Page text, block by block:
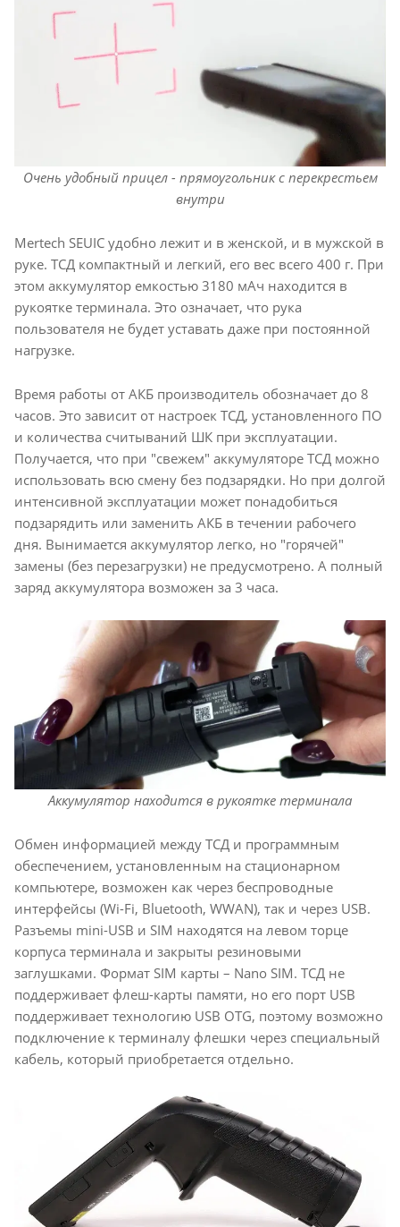
Очень удобный прицел - прямоугольник с перекрестьем
внутри
Mertech SEUIC удобно лежит и в женской, и в мужской в
руке. ТСД компактный и легкий, его вес всего 400 г. При
этом аккумулятор емкостью 3180 мАч находится в
рукоятке терминала. Это означает, что рука
пользователя не будет уставать даже при постоянной
нагрузке.
Время работы от АКБ производитель обозначает до 8
часов. Это зависит от настроек ТСД, установленного ПО
и количества считываний ШК при эксплуатации.
Получается, что при "свежем" аккумуляторе ТСД можно
использовать всю смену без подзарядки. Но при долгой
интенсивной эксплуатации может понадобиться
подзарядить или заменить АКБ в течении рабочего
дня. Вынимается аккумулятор легко, но "горячей"
замены (без перезагрузки) не предусмотрено. А полный
заряд аккумулятора возможен за 3 часа.
Аккумулятор находится в рукоятке терминала
Обмен информацией между ТСД и программным
обеспечением, установленным на стационарном
компьютере, возможен как через беспроводные
интерфейсы (Wi-Fi, Bluetooth, WWAN), так и через USB.
Разъемы mini-USB и SIM находятся на левом торце
корпуса терминала и закрыты резиновыми
заглушками. Формат SIM карты – Nano SIM. ТСД не
поддерживает флеш-карты памяти, но его порт USB
поддерживает технологию USB OTG, поэтому возможно
подключение к терминалу флешки через специальный
кабель, который приобретается отдельно.